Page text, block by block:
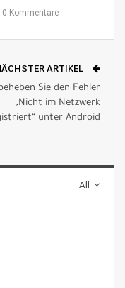
0 Kommentare
ARTIKEL
Sie den Fehler
„Nicht im Netzwerk
unter Android
All